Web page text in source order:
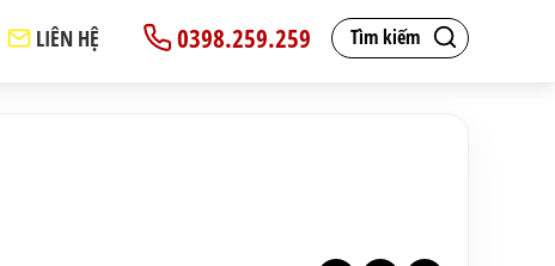
Tìm kiếm
0398.259.259
LIÊN HỆ